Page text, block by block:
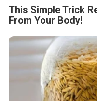
This Simple Trick
From Your Body!